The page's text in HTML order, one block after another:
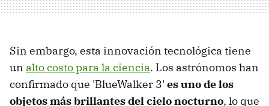
Sin embargo, esta innovación tecnológica tiene
un alto costo para la ciencia. Los astrónomos han
confirmado que 'BlueWalker 3' es uno de los
objetos más brillantes del cielo nocturno, lo que